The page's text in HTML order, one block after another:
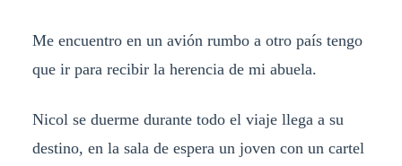
Me encuentro en un avión rumbo a otro país tengo
que ir para recibir la herencia de mi abuela.
Nicol se duerme durante todo el viaje llega a su
destino, en la sala de espera un joven con un cartel